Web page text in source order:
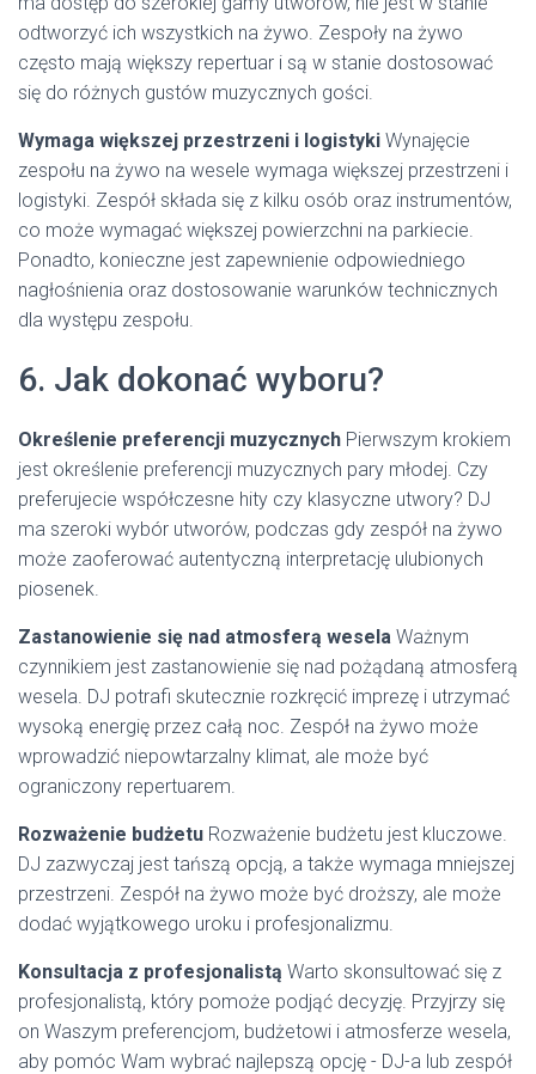
odtworzyć ich wszystkich na żywo. Zespoły na żywo
często mają większy repertuar i są w stanie dostosować
się do różnych gustów muzycznych gości.
Wymaga większej przestrzeni i logistyki Wynajęcie
zespołu na żywo na wesele wymaga większej przestrzeni i
logistyki. Zespół składa się z kilku osób oraz instrumentów,
co może wymagać większej powierzchni na parkiecie.
Ponadto, konieczne jest zapewnienie odpowiedniego
nagłośnienia oraz dostosowanie warunków technicznych
dla występu zespołu.
6. Jak dokonać wyboru?
Określenie preferencji muzycznych Pierwszym krokiem
jest określenie preferencji muzycznych pary młodej. Czy
preferujecie współczesne hity czy klasyczne utwory? DJ
ma szeroki wybór utworów, podczas gdy zespół na żywo
może zaoferować autentyczną interpretację ulubionych
piosenek.
Zastanowienie się nad atmosferą wesela Ważnym
czynnikiem jest zastanowienie się nad pożądaną atmosferą
wesela. DJ potrafi skutecznie rozkręcić imprezę i utrzymać
wysoką energię przez całą noc. Zespół na żywo może
wprowadzić niepowtarzalny klimat, ale może być
ograniczony repertuarem.
Rozważenie budżetu Rozważenie budżetu jest kluczowe.
DJ zazwyczaj jest tańszą opcją, a także wymaga mniejszej
przestrzeni. Zespół na żywo może być droższy, ale może
dodać wyjątkowego uroku i profesjonalizmu.
Konsultacja z profesjonalistą Warto skonsultować się z
profesjonalistą, który pomoże podjąć decyzję. Przyjrzy się
on Waszym preferencjom, budżetowi i atmosferze wesela,
aby pomóc Wam wybrać najlepszą opcję - DJ-a lub zespół